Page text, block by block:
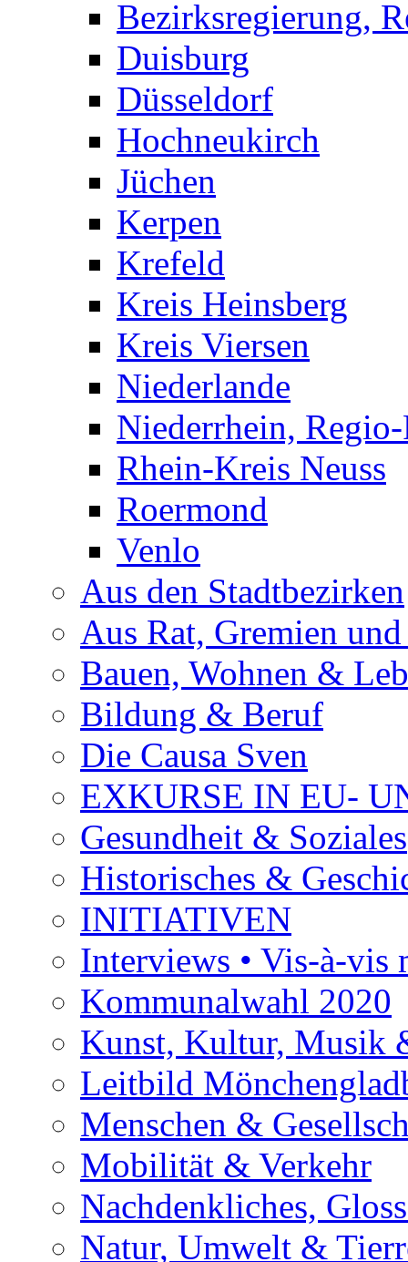
Bezirksregierung,
Duisburg
Düsseldorf
Hochneukirch
Jüchen
Kerpen
Krefeld
Kreis Heinsberg
Kreis Viersen
Niederlande
Niederrhein,
Rhein-Kreis Neuss
Roermond
Venlo
Aus den Stadtbezirken
Aus Rat, Gremien
Bauen, Wohnen &
Bildung & Beruf
Die Causa Sven
EXKURSE IN EU-
Gesundheit & Soziales
Historisches &
INITIATIVEN
Interviews • Vis-à-vis
Kommunalwahl 2020
Kunst, Kultur, Musik
Leitbild
Menschen &
Mobilität & Verkehr
Nachdenkliches,
Natur, Umwelt &